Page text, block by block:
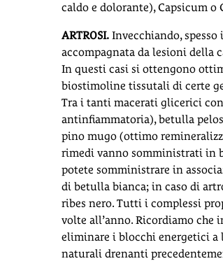
caldo e dolorante), Capsicum o
ARTROSI. Invecchiando,
accompagnata da lesioni della
In questi casi si ottengono
biostimoline tissutali di certe
Tra i tanti macerati glicerici
antinfiammatoria), betulla
pino mugo (ottimo
rimedi vanno somministrati in
potete somministrare in
di betulla bianca; in caso di
ribes nero. Tutti i complessi
volte all’anno. Ricordiamo che
eliminare i blocchi energetici a
naturali drenanti